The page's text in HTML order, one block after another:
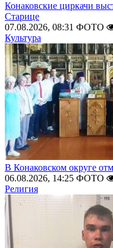
Конаковские циркачи
Старице
07.08.2026, 08:31 ФОТО
Культура
В Конаковском округе
06.08.2026, 14:25 ФОТО
Религия